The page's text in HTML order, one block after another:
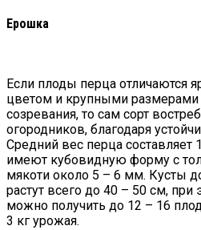
Ерошка
Если плоды перца отличаются
цветом и крупными размерами
созревания, то сам сорт
огородников, благодаря
Средний вес перца составляет
имеют кубовидную форму с
мякоти около 5 – 6 мм. Кусты
растут всего до 40 – 50 см, при
можно получить до 12 – 16
3 кг урожая.